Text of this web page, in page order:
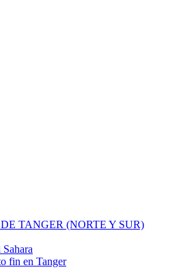
TANGER (NORTE Y SUR)
fin en Tanger